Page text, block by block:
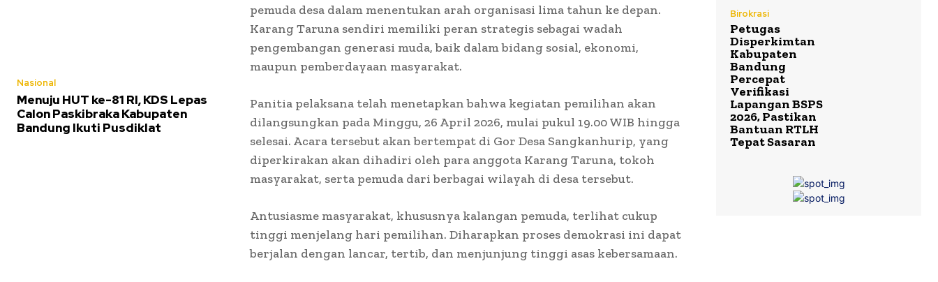
Nasional
Menuju HUT ke-81 RI, KDS Lepas
Calon Paskibraka Kabupaten
Bandung Ikuti Pusdiklat
pemuda desa dalam menentukan arah organisasi lima tahun ke depan.
Karang Taruna sendiri memiliki peran strategis sebagai wadah
pengembangan generasi muda, baik dalam bidang sosial, ekonomi,
maupun pemberdayaan masyarakat.
Panitia pelaksana telah menetapkan bahwa kegiatan pemilihan akan
dilangsungkan pada Minggu, 26 April 2026, mulai pukul 19.00 WIB hingga
selesai. Acara tersebut akan bertempat di Gor Desa Sangkanhurip, yang
diperkirakan akan dihadiri oleh para anggota Karang Taruna, tokoh
masyarakat, serta pemuda dari berbagai wilayah di desa tersebut.
Antusiasme masyarakat, khususnya kalangan pemuda, terlihat cukup
tinggi menjelang hari pemilihan. Diharapkan proses demokrasi ini dapat
berjalan dengan lancar, tertib, dan menjunjung tinggi asas kebersamaan.
Birokrasi
Petugas
Disperkimtan
Kabupaten
Bandung
Percepat
Verifikasi
Lapangan BSPS
2026, Pastikan
Bantuan RTLH
Tepat Sasaran